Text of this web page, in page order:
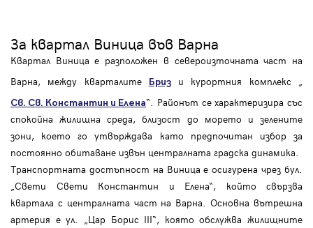
За квартал Виница във Варна
Квартал Виница е разположен в североизточната част на
Варна, между кварталите
Бризи курортния комплекс „
Св. Св. Константин и Елена“. Районът се характеризира със
спокойна жилищна среда, близост до морето и зелените
зони, което го утвърждава като предпочитан избор за
постоянно обитаване извън централната градска динамика.
Транспортната достъпност на Виница е осигурена чрез бул.
„Свети Свети Константин и Елена“, който свързва
квартала с централната част на Варна. Основна вътрешна
артерия е ул. „Цар Борис III“, която обслужва жилищните